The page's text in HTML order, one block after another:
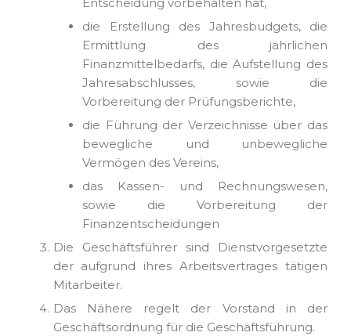
Entscheidung vorbehalten hat,
die Erstellung des Jahresbudgets, die
Ermittlung des jährlichen
Finanzmittelbedarfs, die Aufstellung des
Jahresabschlusses, sowie die
Vorbereitung der Prüfungsberichte,
die Führung der Verzeichnisse über das
bewegliche und unbewegliche
Vermögen des Vereins,
das Kassen- und Rechnungswesen,
sowie die Vorbereitung der
Finanzentscheidungen
Die Geschäftsführer sind Dienstvorgesetzte
der aufgrund ihres Arbeitsvertrages tätigen
Mitarbeiter.
Das Nähere regelt der Vorstand in der
Geschäftsordnung für die Geschäftsführung.